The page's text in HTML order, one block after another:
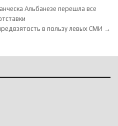
Альбанезе перешла все
в пользу левых СМИ →